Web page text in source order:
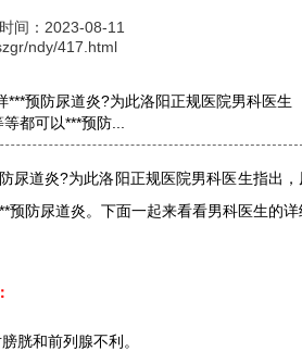
时间：2023-08-11
ndy/417.html
预防尿道炎?为此洛阳正规医院男科医生
都可以***预防...
道炎?为此洛阳正规医院男科医生指出，
防尿道炎。下面一起来看看男科医生的详
胱和前列腺不利。